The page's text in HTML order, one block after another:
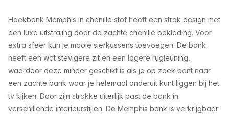
Hoekbank Memphis in chenille stof heeft een strak design met
een luxe uitstraling door de zachte chenille bekleding. Voor
extra sfeer kun je mooie sierkussens toevoegen. De bank
heeft een wat stevigere zit en een lagere rugleuning,
waardoor deze minder geschikt is als je op zoek bent naar
een zachte bank waar je helemaal onderuit kunt liggen bij het
tv kijken. Door zijn strakke uiterlijk past de bank in
verschillende interieurstijlen. De Memphis bank is verkrijgbaar